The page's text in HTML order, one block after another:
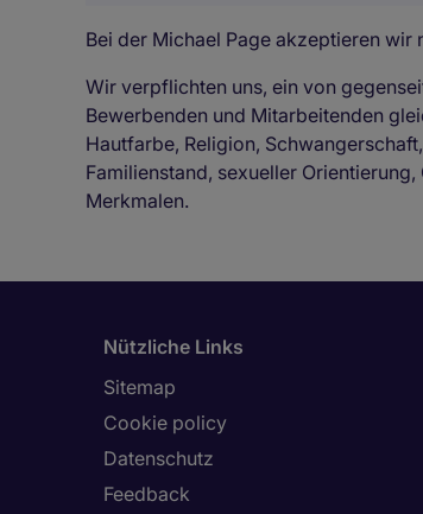
Bei der Michael Page akzeptieren
Wir verpflichten uns, ein von
Bewerbenden und Mitarbeitenden
Hautfarbe, Religion,
Familienstand, sexueller
Merkmalen.
Nützliche Links
Sitemap
Cookie policy
Datenschutz
Feedback